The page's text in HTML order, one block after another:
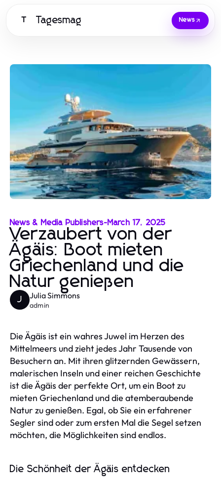
T Tagesmag News
News & Media Publishers-March 17, 2025
Verzaubert von der
Ägäis: Boot mieten
Griechenland und die
Natur genießen
J Julia Simmons
admin
Die Ägäis ist ein wahres Juwel im Herzen des
Mittelmeers und zieht jedes Jahr Tausende von
Besuchern an. Mit ihren glitzernden Gewässern,
malerischen Inseln und einer reichen Geschichte
ist die Ägäis der perfekte Ort, um ein Boot zu
mieten Griechenland und die atemberaubende
Natur zu genießen. Egal, ob Sie ein erfahrener
Segler sind oder zum ersten Mal die Segel setzen
möchten, die Möglichkeiten sind endlos.
Die Schönheit der Ägäis entdecken